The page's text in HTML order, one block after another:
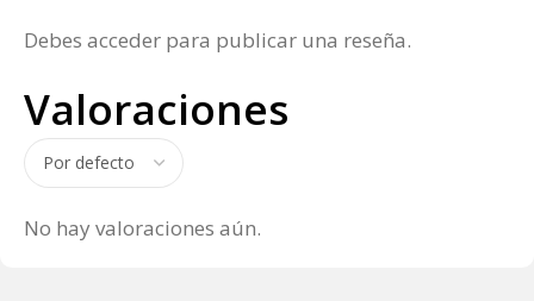
Valoraciones
No hay valoraciones aún.
Debes acceder para publicar una reseña.